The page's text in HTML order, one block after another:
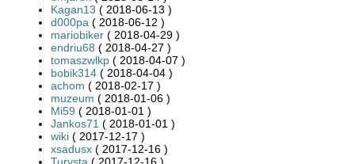
Kagan13 ( 2018-06-13 )
d000pa ( 2018-06-12 )
mariobiker ( 2018-04-29 )
endriu68 ( 2018-04-27 )
tomaszwlkp ( 2018-04-07 )
bobik314 ( 2018-04-04 )
achom ( 2018-02-17 )
muzeum ( 2018-01-06 )
Mi59 ( 2018-01-01 )
Jankos71 ( 2018-01-01 )
wiki ( 2017-12-17 )
xsadusx ( 2017-12-16 )
Turysta ( 2017-12-16 )